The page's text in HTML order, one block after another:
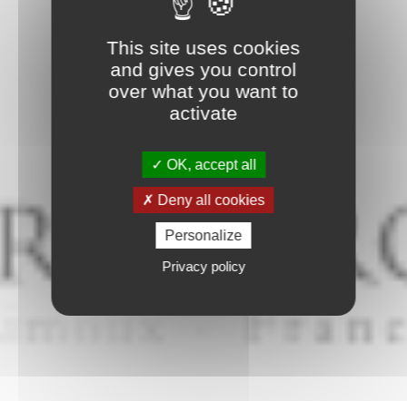
This site uses cookies
and gives you control
over what you want to
activate
OK, accept all
Deny all cookies
Personalize
Privacy policy